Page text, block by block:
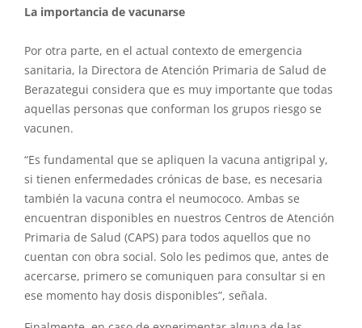
La importancia de vacunarse
Por otra parte, en el actual contexto de emergencia
sanitaria, la Directora de Atención Primaria de Salud de
Berazategui considera que es muy importante que todas
aquellas personas que conforman los grupos riesgo se
vacunen.
“Es fundamental que se apliquen la vacuna antigripal y,
si tienen enfermedades crónicas de base, es necesaria
también la vacuna contra el neumococo. Ambas se
encuentran disponibles en nuestros Centros de Atención
Primaria de Salud (CAPS) para todos aquellos que no
cuentan con obra social. Solo les pedimos que, antes de
acercarse, primero se comuniquen para consultar si en
ese momento hay dosis disponibles”, señala.